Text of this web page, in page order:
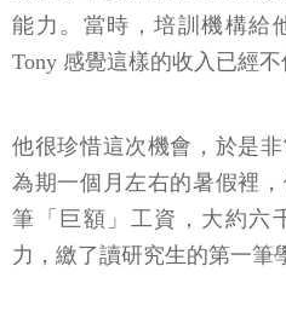
能力。當時，培訓機構給
Tony 感覺這樣的收入已經不
他很珍惜這次機會，於是
為期一個月左右的暑假裡
筆「巨額」工資，大約六
力，繳了讀研究生的第一筆